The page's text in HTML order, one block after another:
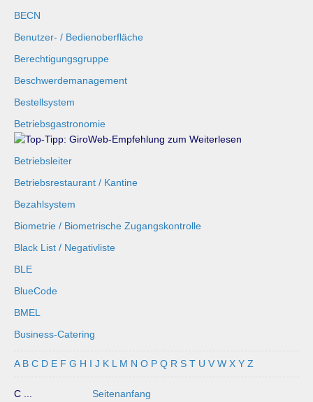
BECN
Benutzer- / Bedienoberfläche
Berechtigungsgruppe
Beschwerdemanagement
Bestellsystem
Betriebsgastronomie
Betriebsleiter
Betriebsrestaurant / Kantine
Bezahlsystem
Biometrie / Biometrische Zugangskontrolle
Black List / Negativliste
BLE
BlueCode
BMEL
Business-Catering
A B C D E F G H I J K L M N O P Q R S T U V W X Y Z
C ... Seitenanfang